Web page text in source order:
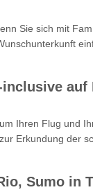
Sie sich mit
Ihren Flug und
Erkundung der
Sumo in